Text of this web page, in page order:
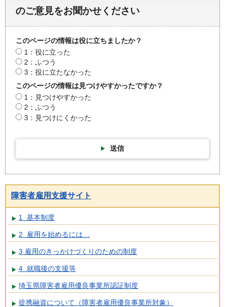
のご意見をお聞かせください
このページの情報は役に立ちましたか？
1：役に立った
2：ふつう
3：役に立たなかった
このページの情報は見つけやすかったですか？
1：見つけやすかった
2：ふつう
3：見つけにくかった
送信
障害者雇用支援サイト
1 基本制度
2 雇用を始めるには…
3 雇用のきっかけづくりのための制度
4 就職後の支援等
埼玉県障害者雇用優良事業所認証制度
提携融資について（障害者雇用優良事業所対象）